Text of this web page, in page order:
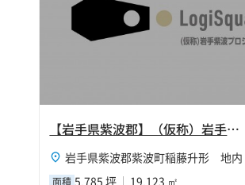
【岩手県紫波郡】（仮称）岩手紫波プロジェクト
岩手県紫波郡紫波町稲藤升形 地内
面積 5,785 坪 19,123 ㎡